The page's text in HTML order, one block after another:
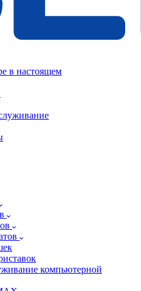
в настоящем
компьютерной